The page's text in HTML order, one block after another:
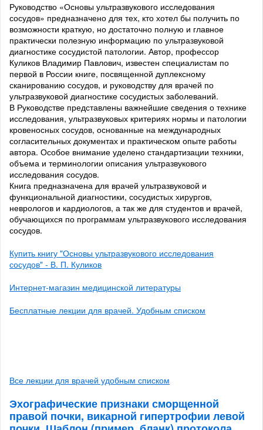
Руководство «Основы ультразвукового исследования
сосудов» предназначено для тех, кто хотел бы получить по
возможности краткую, но достаточно полную и главное
практически полезную информацию по ультразвуковой
диагностике сосудистой патологии. Автор, профессор
Куликов Владимир Павлович, известен специалистам по
первой в России книге, посвященной дуплексному
сканированию сосудов, и руководству для врачей по
ультразвуковой диагностике сосудистых заболеваний.
В Руководстве представлены важнейшие сведения о технике
исследования, ультразвуковых критериях нормы и патологии
кровеносных сосудов, основанные на международных
согласительных документах и практическом опыте работы
автора. Особое внимание уделено стандартизации техники,
объема и терминологии описания ультразвукового
исследования сосудов.
Книга предназначена для врачей ультразвуковой и
функциональной диагностики, сосудистых хирургов,
неврологов и кардиологов, а так же для студентов и врачей,
обучающихся по программам ультразвукового исследования
сосудов.
Купить книгу "Основы ультразвукового исследования
сосудов" - В. П. Куликов
Интернет-магазин медицинской литературы
Бесплатные лекции для врачей. Удобным списком
Все лекции для врачей удобным списком
Эхографические признаки сморщенной
правой почки, викарной гипертрофии левой